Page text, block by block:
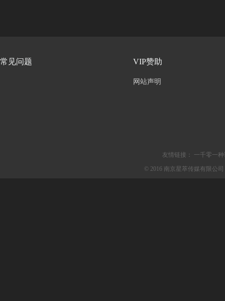
常见问题 VIP赞助
网站声明
友情链接：
一千零一
© 2016 南京星萃传媒有限公司